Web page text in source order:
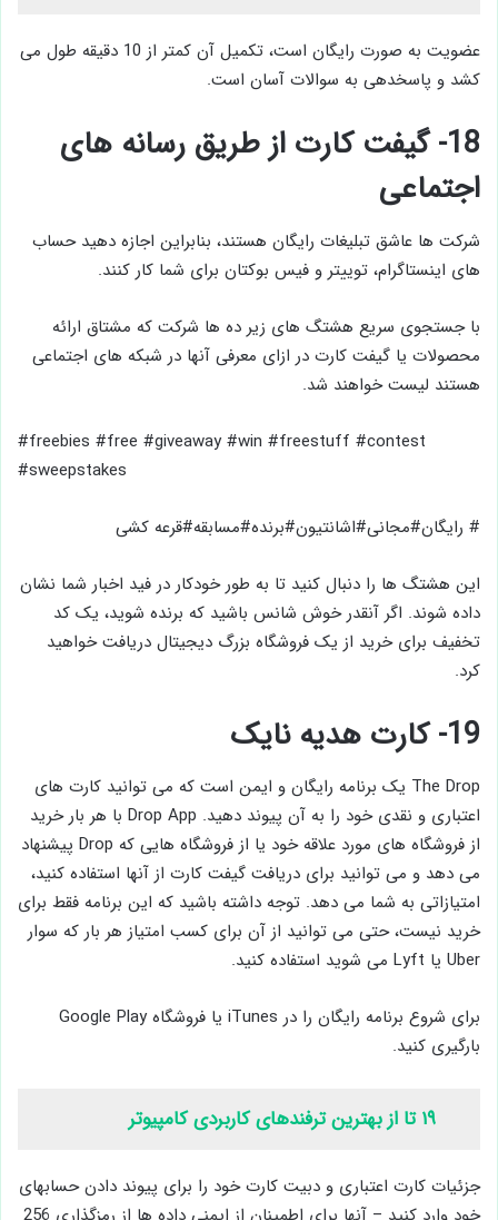
عضویت به صورت رایگان است، تکمیل آن کمتر از 10 دقیقه طول می
کشد و پاسخدهی به سوالات آسان است.
18- گیفت کارت از طریق رسانه های
اجتماعی
شرکت ها عاشق تبلیغات رایگان هستند، بنابراین اجازه دهید حساب
های اینستاگرام، توییتر و فیس بوکتان برای شما کار کنند.
با جستجوی سریع هشتگ های زیر ده ها شرکت که مشتاق ارائه
محصولات یا گیفت کارت در ازای معرفی آنها در شبکه های اجتماعی
هستند لیست خواهند شد.
#freebies #free #giveaway #win #freestuff #contest
#sweepstakes
# رایگان#مجانی#اشانتیون#برنده#مسابقه#قرعه کشی
این هشتگ ها را دنبال کنید تا به طور خودکار در فید اخبار شما نشان
داده شوند. اگر آنقدر خوش شانس باشید که برنده شوید، یک کد
تخفیف برای خرید از یک فروشگاه بزرگ دیجیتال دریافت خواهید
کرد.
19- کارت هدیه نایک
The Drop یک برنامه رایگان و ایمن است که می توانید کارت های
اعتباری و نقدی خود را به آن پیوند دهید. Drop App با هر بار خرید
از فروشگاه های مورد علاقه خود یا از فروشگاه هایی که Drop پیشنهاد
می دهد و می توانید برای دریافت گیفت کارت از آنها استفاده کنید،
امتیازاتی به شما می دهد. توجه داشته باشید که این برنامه فقط برای
خرید نیست، حتی می توانید از آن برای کسب امتیاز هر بار که سوار
Uber یا Lyft می شوید استفاده کنید.
برای شروع برنامه رایگان را در iTunes یا فروشگاه Google Play
بارگیری کنید.
۱۹ تا از بهترین ترفندهای کاربردی کامپیوتر
جزئیات کارت اعتباری و دبیت کارت خود را برای پیوند دادن حسابهای